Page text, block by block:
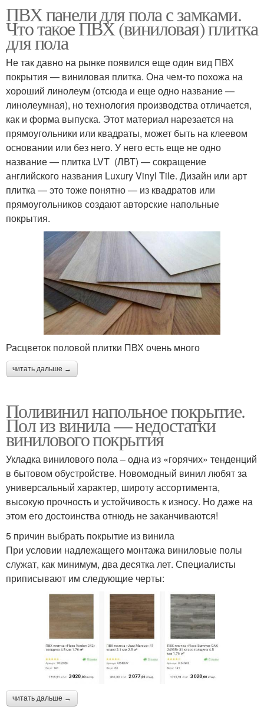
ПВХ панели для пола с замками.
Что такое ПВХ (виниловая) плитка
для пола
Не так давно на рынке появился еще один вид ПВХ
покрытия — виниловая плитка. Она чем-то похожа на
хороший линолеум (отсюда и еще одно название —
линолеумная), но технология производства отличается,
как и форма выпуска. Этот материал нарезается на
прямоугольники или квадраты, может быть на клеевом
основании или без него. У него есть еще не одно
название — плитка LVT (ЛВТ) — сокращение
английского названия Luxury Vinyl Tile. Дизайн или арт
плитка — это тоже понятно — из квадратов или
прямоугольников создают авторские напольные
покрытия.
Расцветок половой плитки ПВХ очень много
читать дальше →
Поливинил напольное покрытие.
Пол из винила — недостатки
винилового покрытия
Укладка винилового пола – одна из «горячих» тенденций
в бытовом обустройстве. Новомодный винил любят за
универсальный характер, широту ассортимента,
высокую прочность и устойчивость к износу. Но даже на
этом его достоинства отнюдь не заканчиваются!
5 причин выбрать покрытие из винила
При условии надлежащего монтажа виниловые полы
служат, как минимум, два десятка лет. Специалисты
приписывают им следующие черты:
читать дальше →